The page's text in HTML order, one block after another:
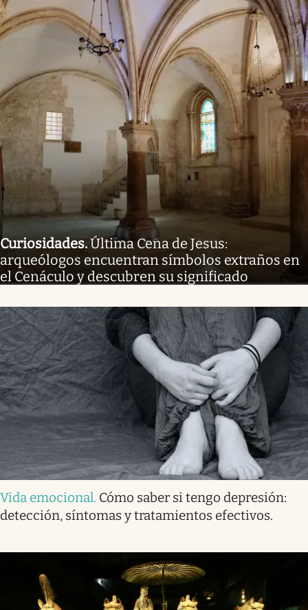
Curiosidades.Última Cena de Jesus:
arqueólogos encuentran símbolos extraños en
el Cenáculo y descubren su significado
Vida emocional. Cómo saber si tengo depresión:
detección, síntomas y tratamientos efectivos.